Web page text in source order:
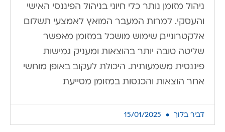
ניהול מזומן נותר כלי חיוני בניהול הפיננסי האישי
והעסקי. למרות המעבר המואץ לאמצעי תשלום
אלקטרוניים, שימוש מושכל במזומן מאפשר
שליטה טובה יותר בהוצאות ומעניק גמישות
פיננסית משמעותית. היכולת לעקוב באופן מוחשי
אחר הוצאות והכנסות במזומן מסייעת
דביר בלוך